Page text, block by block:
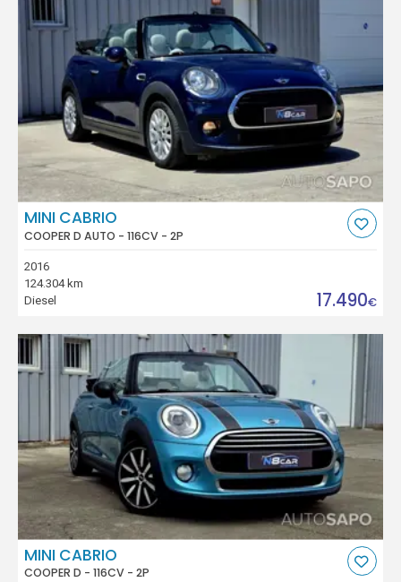
MINI CABRIO
COOPER D AUTO - 116CV - 2P
2016
124.304 km
Diesel
17.490€
MINI CABRIO
COOPER D - 116CV - 2P